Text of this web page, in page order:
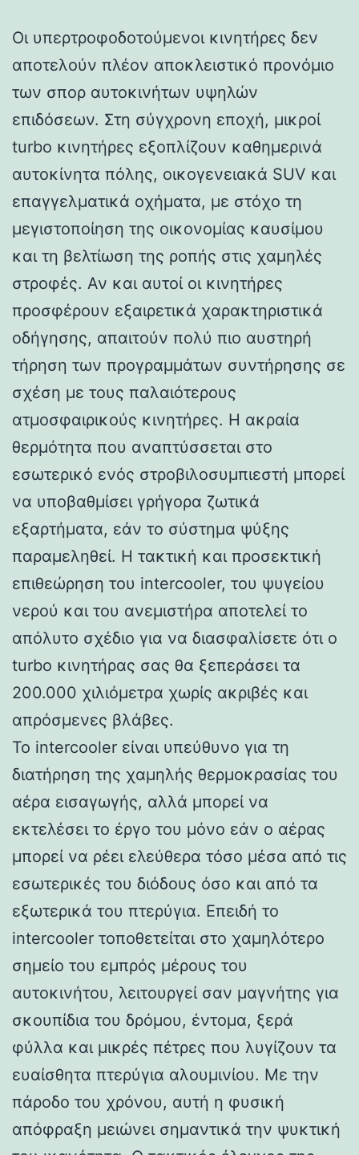
Οι υπερτροφοδοτούμενοι κινητήρες δεν
αποτελούν πλέον αποκλειστικό προνόμιο
των σπορ αυτοκινήτων υψηλών
επιδόσεων. Στη σύγχρονη εποχή, μικροί
turbo κινητήρες εξοπλίζουν καθημερινά
αυτοκίνητα πόλης, οικογενειακά SUV και
επαγγελματικά οχήματα, με στόχο τη
μεγιστοποίηση της οικονομίας καυσίμου
και τη βελτίωση της ροπής στις χαμηλές
στροφές. Αν και αυτοί οι κινητήρες
προσφέρουν εξαιρετικά χαρακτηριστικά
οδήγησης, απαιτούν πολύ πιο αυστηρή
τήρηση των προγραμμάτων συντήρησης σε
σχέση με τους παλαιότερους
ατμοσφαιρικούς κινητήρες. Η ακραία
θερμότητα που αναπτύσσεται στο
εσωτερικό ενός στροβιλοσυμπιεστή μπορεί
να υποβαθμίσει γρήγορα ζωτικά
εξαρτήματα, εάν το σύστημα ψύξης
παραμεληθεί. Η τακτική και προσεκτική
επιθεώρηση του intercooler, του ψυγείου
νερού και του ανεμιστήρα αποτελεί το
απόλυτο σχέδιο για να διασφαλίσετε ότι ο
turbo κινητήρας σας θα ξεπεράσει τα
200.000 χιλιόμετρα χωρίς ακριβές και
απρόσμενες βλάβες.
Το intercooler είναι υπεύθυνο για τη
διατήρηση της χαμηλής θερμοκρασίας του
αέρα εισαγωγής, αλλά μπορεί να
εκτελέσει το έργο του μόνο εάν ο αέρας
μπορεί να ρέει ελεύθερα τόσο μέσα από τις
εσωτερικές του διόδους όσο και από τα
εξωτερικά του πτερύγια. Επειδή το
intercooler τοποθετείται στο χαμηλότερο
σημείο του εμπρός μέρους του
αυτοκινήτου, λειτουργεί σαν μαγνήτης για
σκουπίδια του δρόμου, έντομα, ξερά
φύλλα και μικρές πέτρες που λυγίζουν τα
ευαίσθητα πτερύγια αλουμινίου. Με την
πάροδο του χρόνου, αυτή η φυσική
απόφραξη μειώνει σημαντικά την ψυκτική